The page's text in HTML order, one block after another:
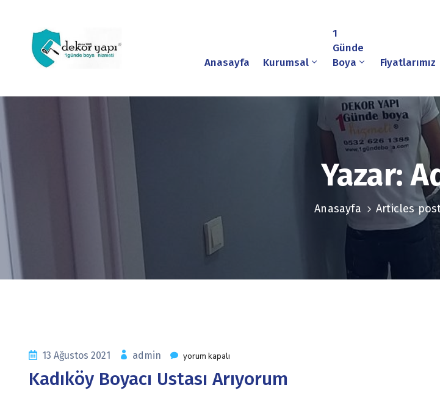
Anasayfa Kurumsal
1
Günde
Boya
Fiyatlarımız
Yazar:
Anasayfa Articles
13 Ağustos 2021 admin yorum kapalı
Kadıköy Boyacı Ustası Arıyorum